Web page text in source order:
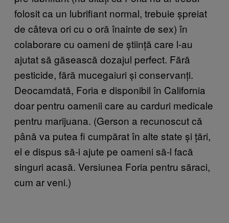
folosit ca un lubrifiant normal, trebuie șpreiat
de câteva ori cu o oră înainte de sex) în
colaborare cu oameni de știință care l-au
ajutat să găsească dozajul perfect. Fără
pesticide, fără mucegaiuri și conservanți.
Deocamdată, Foria e disponibil în California
doar pentru oamenii care au carduri medicale
pentru marijuana. (Gerson a recunoscut că
până va putea fi cumpărat în alte state și țări,
el e dispus să-i ajute pe oameni să-l facă
singuri acasă. Versiunea Foria pentru săraci,
cum ar veni.)